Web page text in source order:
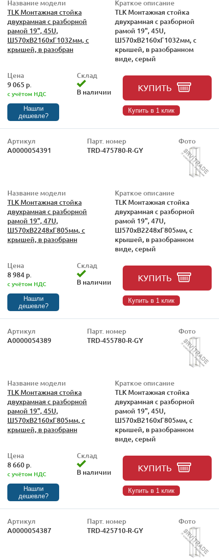
Название модели
TLK Монтажная стойка
двухрамная с разборной
рамой 19", 45U,
Ш570xВ2160xГ1032мм, с
крышей, в разобран
Краткое описание
TLK Монтажная стойка
двухрамная с разборной
рамой 19", 45U,
Ш570xВ2160xГ1032мм, с
крышей, в разобранном
виде, серый
Цена
9 065 р.
с учётом НДС
Нашли
дешевле?
Склад
В наличии
КУПИТЬ
Купить в 1 клик
Артикул
А0000054391
Парт. номер
TRD-475780-R-GY
Фото
Название модели
TLK Монтажная стойка
двухрамная с разборной
рамой 19", 47U,
Ш570xВ2248xГ805мм, с
крышей, в разобранн
Краткое описание
TLK Монтажная стойка
двухрамная с разборной
рамой 19", 47U,
Ш570xВ2248xГ805мм, с
крышей, в разобранном
виде, серый
Цена
8 984 р.
с учётом НДС
Нашли
дешевле?
Склад
В наличии
КУПИТЬ
Купить в 1 клик
Артикул
А0000054389
Парт. номер
TRD-455780-R-GY
Фото
Название модели
TLK Монтажная стойка
двухрамная с разборной
рамой 19", 45U,
Ш570xВ2160xГ805мм, с
крышей, в разобранн
Краткое описание
TLK Монтажная стойка
двухрамная с разборной
рамой 19", 45U,
Ш570xВ2160xГ805мм, с
крышей, в разобранном
виде, серый
Цена
8 660 р.
с учётом НДС
Нашли
дешевле?
Склад
В наличии
КУПИТЬ
Купить в 1 клик
Артикул
А0000054387
Парт. номер
TRD-425710-R-GY
Фото